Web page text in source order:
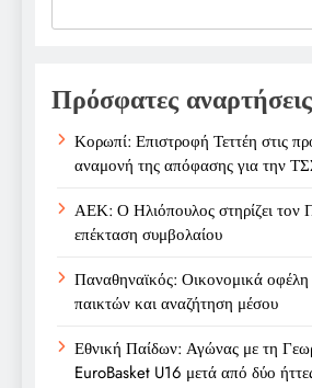
Πρόσφατες αναρτήσεις
Κορωπί: Επιστροφή Τεττέη στις
αναμονή της απόφασης για την
ΑΕΚ: Ο Ηλιόπουλος στηρίζει τον
επέκταση συμβολαίου
Παναθηναϊκός: Οικονομικά
παικτών και αναζήτηση μέσου
Εθνική Παίδων: Αγώνας με τη
EuroBasket U16 μετά από δύο